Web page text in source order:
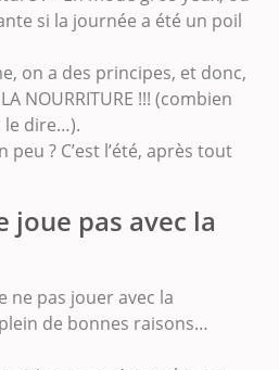
si la journée a été un poil
on a des principes, et donc,
NOURRITURE !!! (combien
le dire…).
? C’est l’été, après tout
joue pas avec la
ne pas jouer avec la
de bonnes raisons…